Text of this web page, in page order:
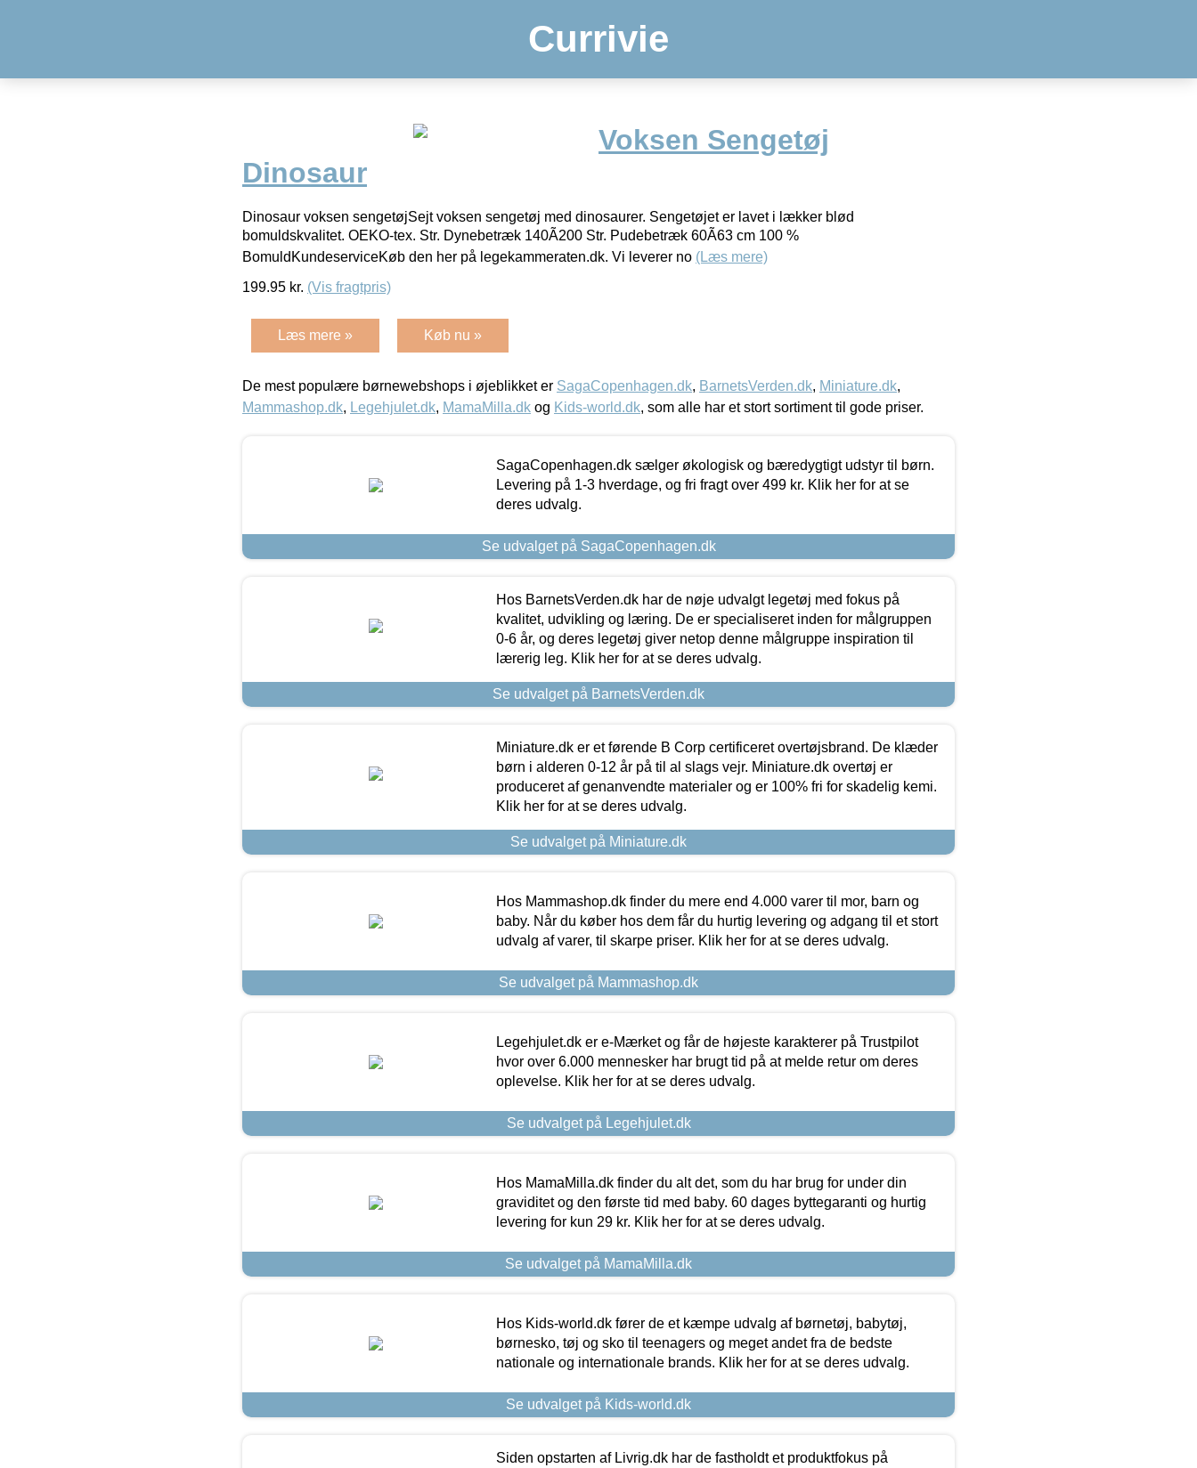
Currivie
Voksen Sengetøj
Dinosaur
Dinosaur voksen sengetøjSejt voksen sengetøj med dinosaurer. Sengetøjet er lavet i lækker blød
bomuldskvalitet. OEKO-tex. Str. Dynebetræk 140Ã200 Str. Pudebetræk 60Ã63 cm 100 %
BomuldKundeserviceKøb den her på legekammeraten.dk. Vi leverer no (Læs mere)
199.95 kr. (Vis fragtpris)
Læs mere » Køb nu »
De mest populære børnewebshops i øjeblikket er SagaCopenhagen.dk, BarnetsVerden.dk, Miniature.dk,
Mammashop.dk, Legehjulet.dk, MamaMilla.dk og Kids-world.dk, som alle har et stort sortiment til gode priser.
SagaCopenhagen.dk sælger økologisk og bæredygtigt udstyr til børn.
Levering på 1-3 hverdage, og fri fragt over 499 kr. Klik her for at se
deres udvalg.
Se udvalget på SagaCopenhagen.dk
Hos BarnetsVerden.dk har de nøje udvalgt legetøj med fokus på
kvalitet, udvikling og læring. De er specialiseret inden for målgruppen
0-6 år, og deres legetøj giver netop denne målgruppe inspiration til
lærerig leg. Klik her for at se deres udvalg.
Se udvalget på BarnetsVerden.dk
Miniature.dk er et førende B Corp certificeret overtøjsbrand. De klæder
børn i alderen 0-12 år på til al slags vejr. Miniature.dk overtøj er
produceret af genanvendte materialer og er 100% fri for skadelig kemi.
Klik her for at se deres udvalg.
Se udvalget på Miniature.dk
Hos Mammashop.dk finder du mere end 4.000 varer til mor, barn og
baby. Når du køber hos dem får du hurtig levering og adgang til et stort
udvalg af varer, til skarpe priser. Klik her for at se deres udvalg.
Se udvalget på Mammashop.dk
Legehjulet.dk er e-Mærket og får de højeste karakterer på Trustpilot
hvor over 6.000 mennesker har brugt tid på at melde retur om deres
oplevelse. Klik her for at se deres udvalg.
Se udvalget på Legehjulet.dk
Hos MamaMilla.dk finder du alt det, som du har brug for under din
graviditet og den første tid med baby. 60 dages byttegaranti og hurtig
levering for kun 29 kr. Klik her for at se deres udvalg.
Se udvalget på MamaMilla.dk
Hos Kids-world.dk fører de et kæmpe udvalg af børnetøj, babytøj,
børnesko, tøj og sko til teenagers og meget andet fra de bedste
nationale og internationale brands. Klik her for at se deres udvalg.
Se udvalget på Kids-world.dk
Siden opstarten af Livrig.dk har de fastholdt et produktfokus på